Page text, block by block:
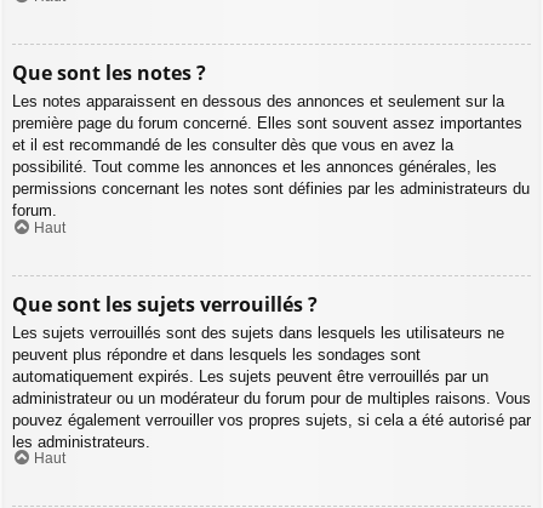
Que sont les notes ?
Les notes apparaissent en dessous des annonces et seulement sur la
première page du forum concerné. Elles sont souvent assez importantes
et il est recommandé de les consulter dès que vous en avez la
possibilité. Tout comme les annonces et les annonces générales, les
permissions concernant les notes sont définies par les administrateurs du
forum.
Haut
Que sont les sujets verrouillés ?
Les sujets verrouillés sont des sujets dans lesquels les utilisateurs ne
peuvent plus répondre et dans lesquels les sondages sont
automatiquement expirés. Les sujets peuvent être verrouillés par un
administrateur ou un modérateur du forum pour de multiples raisons. Vous
pouvez également verrouiller vos propres sujets, si cela a été autorisé par
les administrateurs.
Haut